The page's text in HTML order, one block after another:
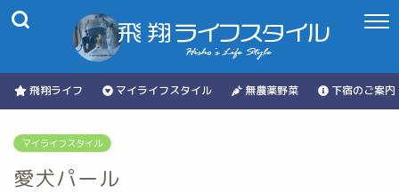
飛翔ライフ マイライフスタイル 無農薬野菜 下宿のご案内
マイライフスタイル
愛犬パール